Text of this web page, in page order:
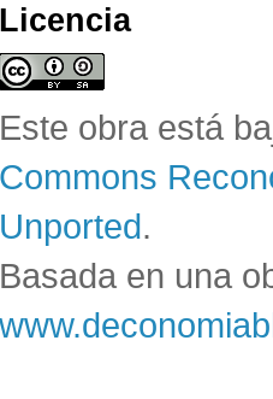
Licencia
Este obra está
Commons
Unported.
Basada en una